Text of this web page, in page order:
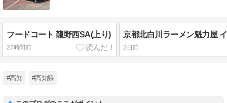
フードコート 龍野西SA(上り)
27時間前 2日前
#高知 #高知県